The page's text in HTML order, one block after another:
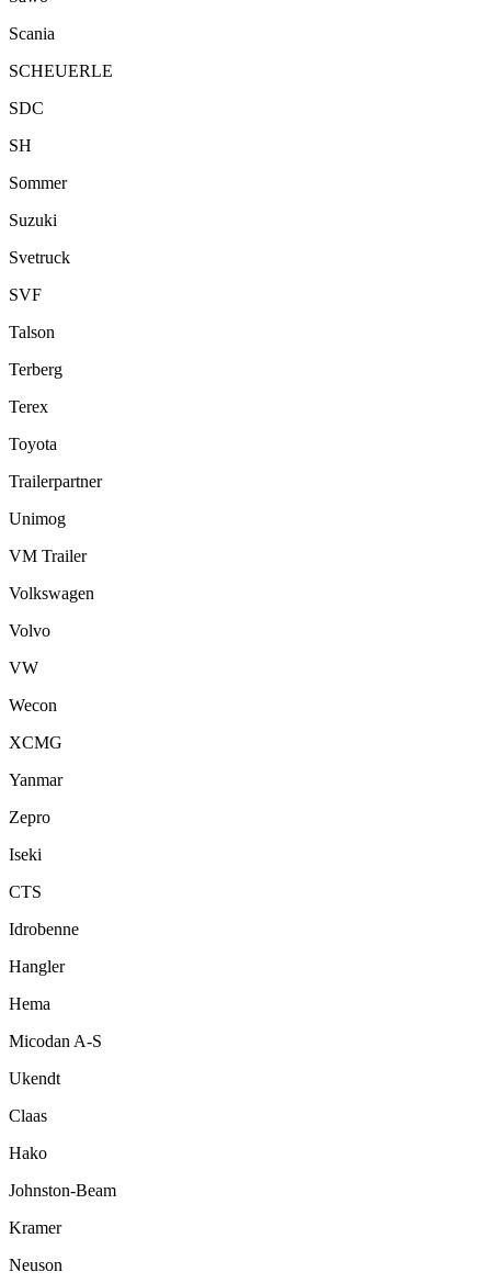
Scania
SCHEUERLE
SDC
SH
Sommer
Suzuki
Svetruck
SVF
Talson
Terberg
Terex
Toyota
Trailerpartner
Unimog
VM Trailer
Volkswagen
Volvo
VW
Wecon
XCMG
Yanmar
Zepro
Iseki
CTS
Idrobenne
Hangler
Hema
Micodan A-S
Ukendt
Claas
Hako
Johnston-Beam
Kramer
Neuson